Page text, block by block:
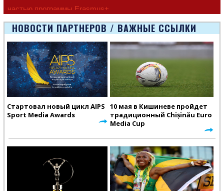
частью программы Erasmus+
Европейско
НОВОСТИ ПАРТНЕРОВ / ВАЖНЫЕ ССЫЛКИ
Стартовал новый цикл AIPS
Sport Media Awards
10 мая в Кишиневе пройдет
традиционный Chișinău Euro
Media Cup